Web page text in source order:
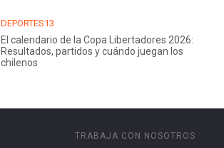
DEPORTES13
El calendario de la Copa Libertadores 2026:
Resultados, partidos y cuándo juegan los
chilenos
TRABAJA CON NOSOTROS